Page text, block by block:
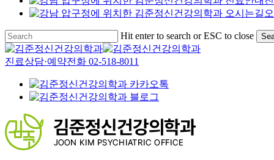
Hit enter to search or ESC to close
Close
Search
진료상담·예약전화 02-518-8011
Menu